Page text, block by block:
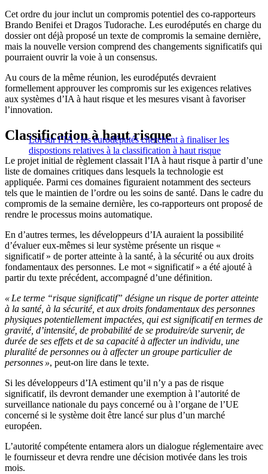
Cet ordre du jour inclut un compromis potentiel des co-rapporteurs
Brando Benifei et Dragos Tudorache. Les eurodéputés en charge du
dossier ont déjà proposé un texte de compromis la semaine dernière,
mais la nouvelle version comprend des changements significatifs qui
pourraient ouvrir la voie à un consensus.
Au cours de la même réunion, les eurodéputés devraient
formellement approuver les compromis sur les exigences relatives
aux systèmes d’IA à haut risque et les mesures visant à favoriser
l’innovation.
Loi sur l’IA : les eurodéputés cherchent à finaliser les
dispostions relatives à la classification à haut risque
Classification à haut risque
Le projet initial de règlement classait l’IA à haut risque à partir d’une
liste de domaines critiques dans lesquels la technologie est
appliquée. Parmi ces domaines figuraient notamment des secteurs
tels que le maintien de l’ordre ou les soins de santé. Dans le cadre du
compromis de la semaine dernière, les co-rapporteurs ont proposé de
rendre le processus moins automatique.
En d’autres termes, les développeurs d’IA auraient la possibilité
d’évaluer eux-mêmes si leur système présente un risque «
significatif » de porter atteinte à la santé, à la sécurité ou aux droits
fondamentaux des personnes. Le mot « significatif » a été ajouté à
partir du texte précédent, accompagné d’une définition.
« Le terme “risque significatif” désigne un risque de porter atteinte
à la santé, à la sécurité, et aux droits fondamentaux des personnes
physiques potentiellement impactées, qui est significatif en termes de
gravité, d’intensité, de probabilité de se produire/de survenir, de
durée de ses effets et de sa capacité à affecter un individu, une
pluralité de personnes ou à affecter un groupe particulier de
personnes », peut-on lire dans le texte.
Si les développeurs d’IA estiment qu’il n’y a pas de risque
significatif, ils devront demander une exemption à l’autorité de
surveillance nationale du pays concerné ou à l’organe de l’UE
concerné si le système doit être lancé sur plus d’un marché
européen.
L’autorité compétente entamera alors un dialogue réglementaire avec
le fournisseur et devra rendre une décision motivée dans les trois
mois.